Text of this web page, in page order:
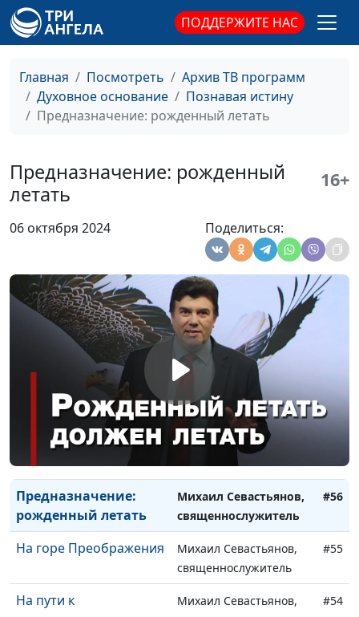
ПОДДЕРЖИТЕ НАС
Главная Посмотреть
Архив ТВ программ
Духовное основание
Познавая истину
Предназначение: рожденный летать
Предназначение: рожденный
летать
16+
06 октября 2024 Поделиться:
Что важно увидеть в
Михаил Севастьянов,
Христианское
совершенство
Михаил Севастьянов,
священнослужитель
совокупность
священнослужитель
Сотворение мира.
Ненаучный трактат
Михаил Севастьянов,
священнослужитель
#60
Сотворение мира или
Михаил Севастьянов,
священнослужитель
Для Бога нет
недостойных
Михаил Севастьянов,
священнослужитель
Что оскверняет
человека
Михаил Севастьянов,
священнослужитель
Предназначение:
рожденный летать
Михаил Севастьянов,
священнослужитель
#56
На горе Преображения
Михаил Севастьянов,
священнослужитель
#55
На пути к
Михаил Севастьянов,
#54